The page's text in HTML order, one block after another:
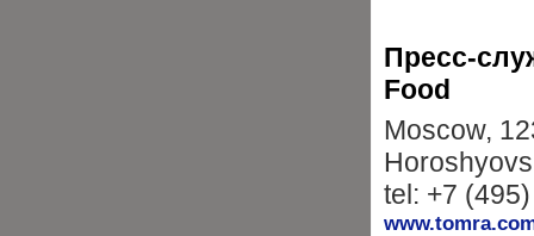
Пресс-
Food
Moscow,
tel: +7